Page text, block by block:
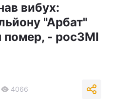
вибух:
"Арбат"
помер, - росЗМІ
4066